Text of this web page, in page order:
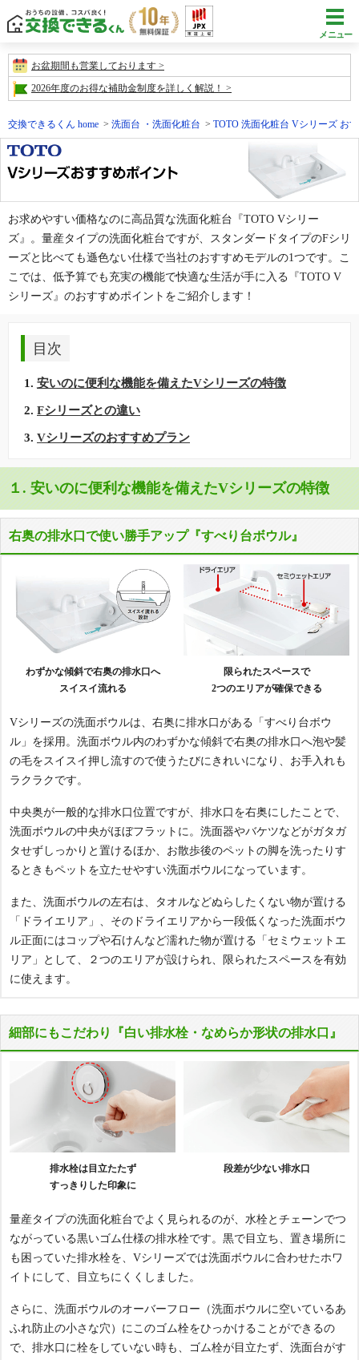
メニュー
お盆期間も営業しております
2026年度のお得な補助金制度を詳しく解説！
交換できるくん home 洗面台 ・洗面化粧台 TOTO 洗面化粧台 Vシリーズ お
お求めやすい価格なのに高品質な洗面化粧台『TOTO Vシリー
ズ』。量産タイプの洗面化粧台ですが、スタンダードタイプのFシリ
ーズと比べても遜色ない仕様で当社のおすすめモデルの1つです。こ
こでは、低予算でも充実の機能で快適な生活が手に入る『TOTO V
シリーズ』のおすすめポイントをご紹介します！
目次
安いのに便利な機能を備えたVシリーズの特徴
Fシリーズとの違い
Vシリーズのおすすめプラン
１. 安いのに便利な機能を備えたVシリーズの特徴
右奥の排水口で使い勝手アップ『すべり台ボウル』
わずかな傾斜で右奥の排水口へ
スイスイ流れる
限られたスペースで
2つのエリアが確保できる
Vシリーズの洗面ボウルは、右奥に排水口がある「すべり台ボウ
ル」を採用。洗面ボウル内のわずかな傾斜で右奥の排水口へ泡や髪
の毛をスイスイ押し流すので使うたびにきれいになり、お手入れも
ラクラクです。
中央奥が一般的な排水口位置ですが、排水口を右奥にしたことで、
洗面ボウルの中央がほぼフラットに。洗面器やバケツなどがガタガ
タせずしっかりと置けるほか、お散歩後のペットの脚を洗ったりす
るときもペットを立たせやすい洗面ボウルになっています。
また、洗面ボウルの左右は、タオルなどぬらしたくない物が置ける
「ドライエリア」、そのドライエリアから一段低くなった洗面ボウ
ル正面にはコップや石けんなど濡れた物が置ける「セミウェットエ
リア」として、２つのエリアが設けられ、限られたスペースを有効
に使えます。
細部にもこだわり『白い排水栓・なめらか形状の排水口』
排水栓は目立たたず
すっきりした印象に
段差が少ない排水口
量産タイプの洗面化粧台でよく見られるのが、水栓とチェーンでつ
ながっている黒いゴム仕様の排水栓です。黒で目立ち、置き場所に
も困っていた排水栓を、Vシリーズでは洗面ボウルに合わせたホワ
イトにして、目立ちにくくしました。
さらに、洗面ボウルのオーバーフロー（洗面ボウルに空いているあ
ふれ防止の小さな穴）にこのゴム栓をひっかけることができるの
で、排水口に栓をしていない時も、ゴム栓が目立たず、洗面台がす